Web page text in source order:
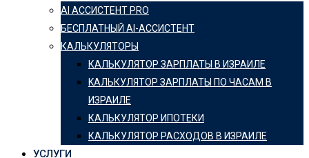
AI АССИСТЕНТ PRO
БЕСПЛАТНЫЙ AI-АССИСТЕНТ
КАЛЬКУЛЯТОРЫ
КАЛЬКУЛЯТОР ЗАРПЛАТЫ В ИЗРАИЛЕ
KАЛЬКУЛЯТОР ЗАРПЛАТЫ ПО ЧАСАМ В
ИЗРАИЛЕ
КАЛЬКУЛЯТОР ИПОТЕКИ
КАЛЬКУЛЯТОР РАСХОДОВ В ИЗРАИЛЕ
УСЛУГИ